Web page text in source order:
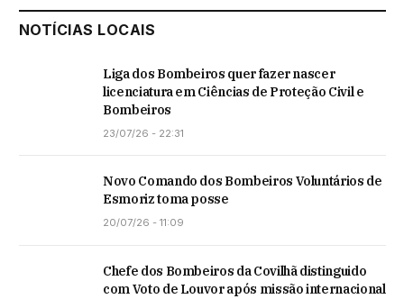
NOTÍCIAS LOCAIS
Liga dos Bombeiros quer fazer nascer
licenciatura em Ciências de Proteção Civil e
Bombeiros
23/07/26 - 22:31
Novo Comando dos Bombeiros Voluntários de
Esmoriz toma posse
20/07/26 - 11:09
Chefe dos Bombeiros da Covilhã distinguido
com Voto de Louvor após missão internacional